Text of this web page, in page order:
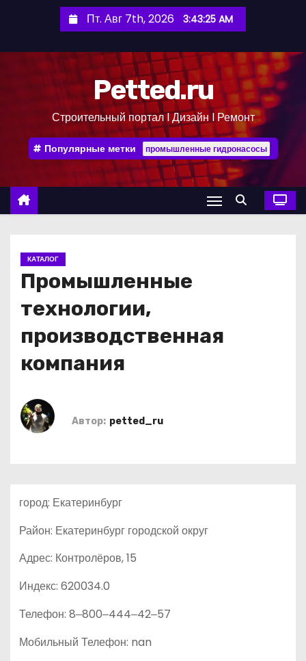
е
Пт. Авг 7th, 2026 3:43:26 AM
Petted.ru
Строительный портал l Дизайн l Ремонт
Популярные метки промышленные гидронасосы
КАТАЛОГ
Промышленные
технологии,
производственная
компания
Автор: petted_ru
город: Екатеринбург
Район: Екатеринбург городской округ
Адрес: Контролёров, 15
Индекс: 620034.0
Телефон: 8‒800‒444‒42‒57
Мобильный Телефон: nan